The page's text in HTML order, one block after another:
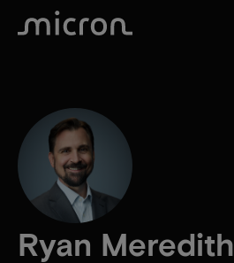
Ryan Meredith